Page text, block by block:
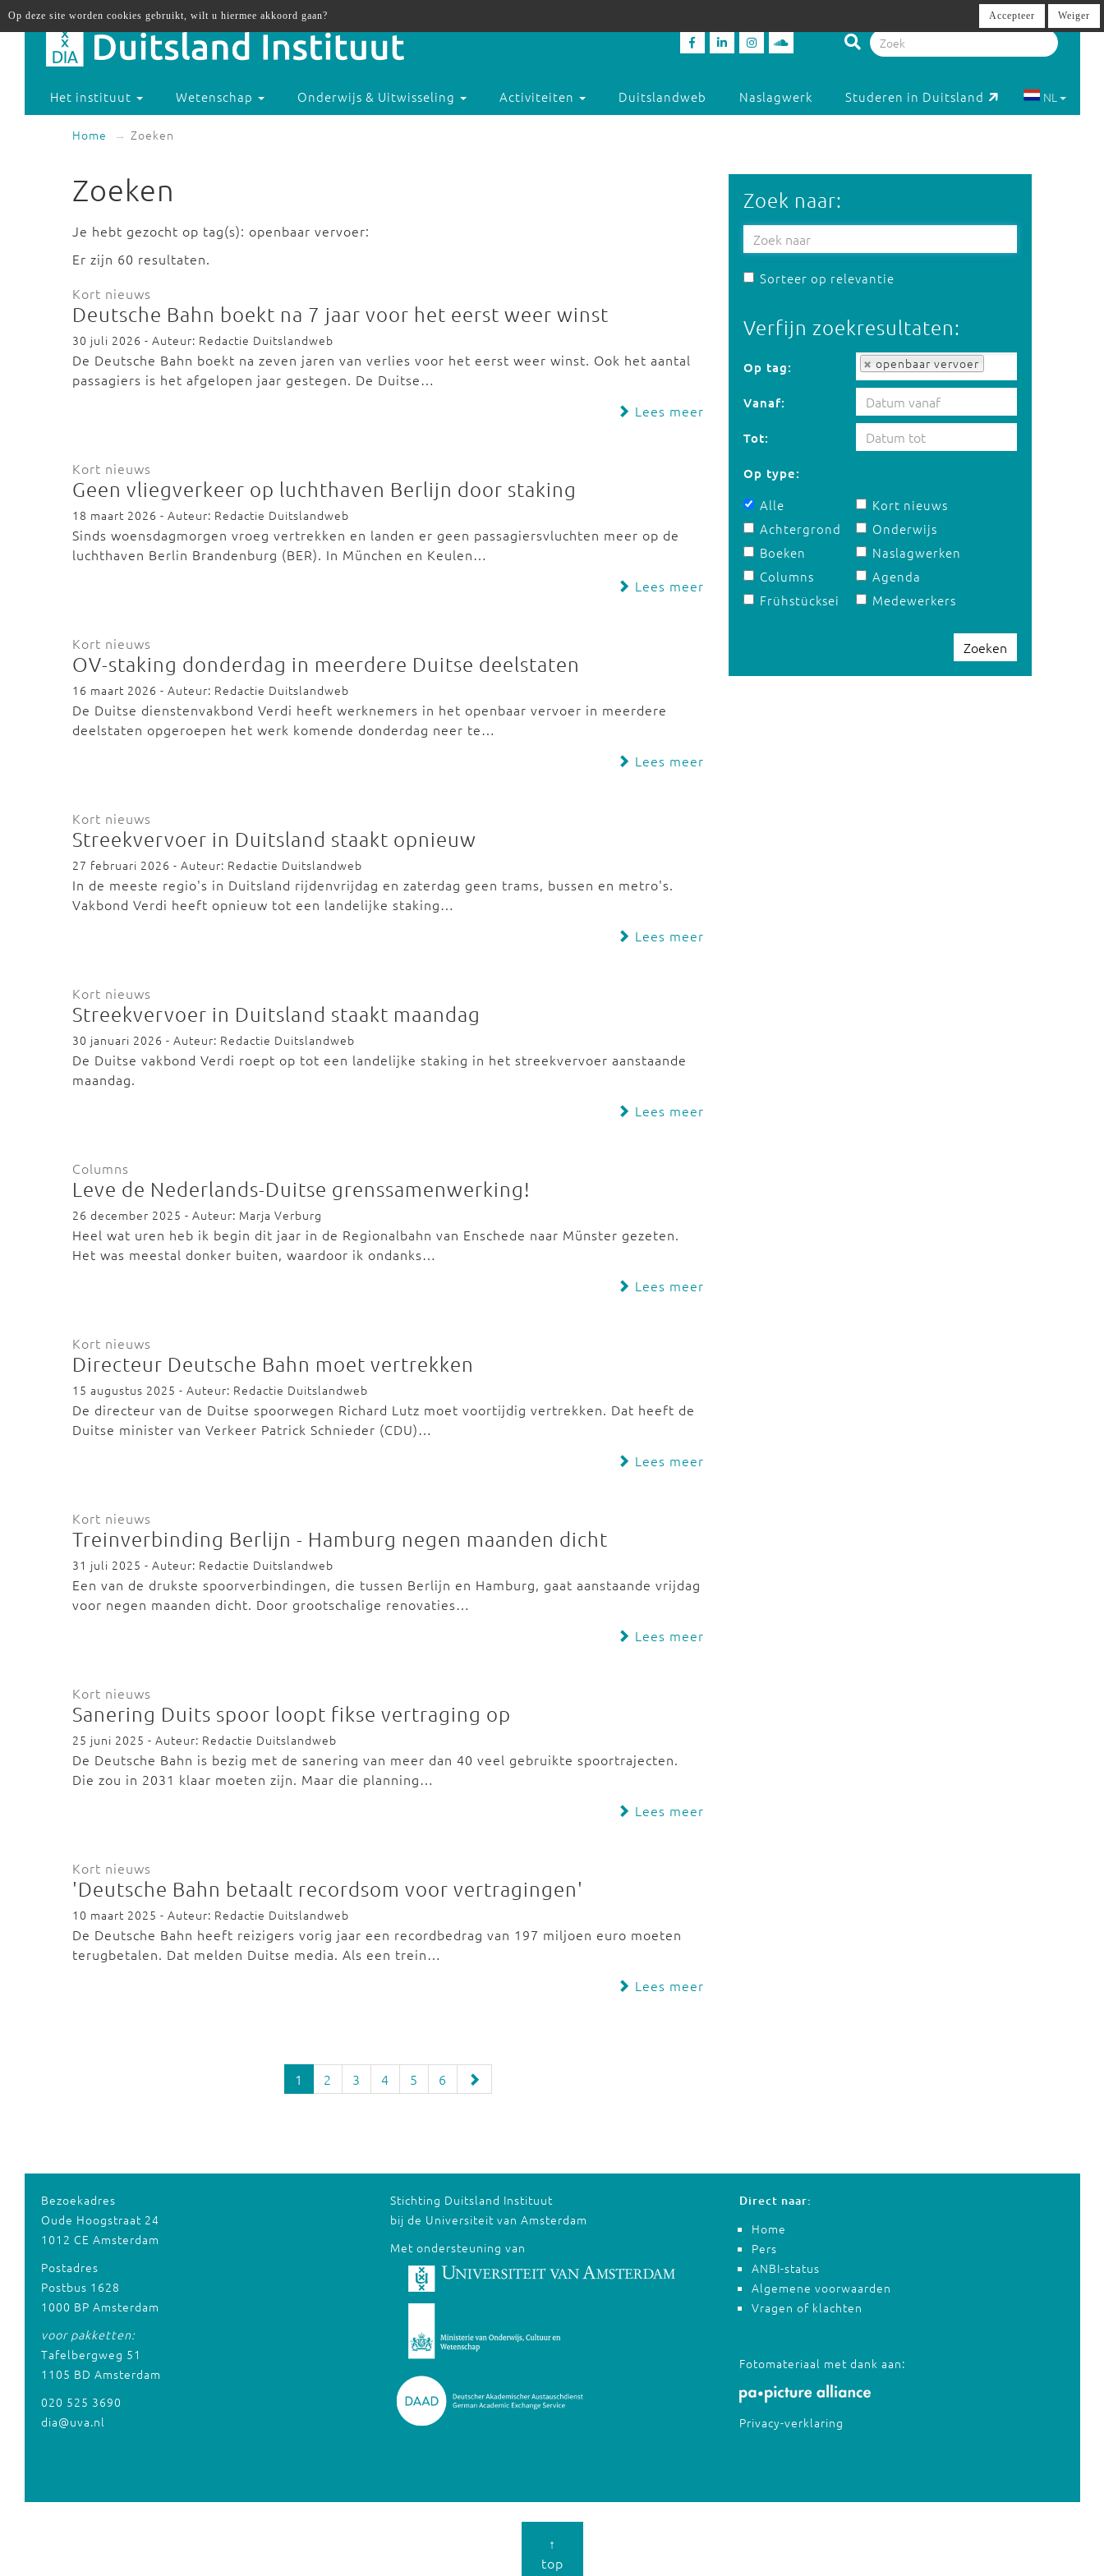
Het instituut Wetenschap Onderwijs & Uitwisseling Activiteiten Duitslandweb Naslagwerk Studeren in Duitsland NL
Home Zoeken
Zoeken
Je hebt gezocht op tag(s): openbaar vervoer:
Er zijn 60 resultaten.
Kort nieuws
Deutsche Bahn boekt na 7 jaar voor het eerst weer winst
30 juli 2026 - Auteur: Redactie Duitslandweb
De Deutsche Bahn boekt na zeven jaren van verlies voor het eerst weer winst. Ook het aantal
passagiers is het afgelopen jaar gestegen. De Duitse…
Lees meer
Kort nieuws
Geen vliegverkeer op luchthaven Berlijn door staking
18 maart 2026 - Auteur: Redactie Duitslandweb
Sinds woensdagmorgen vroeg vertrekken en landen er geen passagiersvluchten meer op de
luchthaven Berlin Brandenburg (BER). In München en Keulen…
Lees meer
Kort nieuws
OV-staking donderdag in meerdere Duitse deelstaten
16 maart 2026 - Auteur: Redactie Duitslandweb
De Duitse dienstenvakbond Verdi heeft werknemers in het openbaar vervoer in meerdere
deelstaten opgeroepen het werk komende donderdag neer te…
Lees meer
Kort nieuws
Streekvervoer in Duitsland staakt opnieuw
27 februari 2026 - Auteur: Redactie Duitslandweb
In de meeste regio's in Duitsland rijdenvrijdag en zaterdag geen trams, bussen en metro's.
Vakbond Verdi heeft opnieuw tot een landelijke staking…
Lees meer
Kort nieuws
Streekvervoer in Duitsland staakt maandag
30 januari 2026 - Auteur: Redactie Duitslandweb
De Duitse vakbond Verdi roept op tot een landelijke staking in het streekvervoer aanstaande
maandag.
Lees meer
Columns
Leve de Nederlands-Duitse grenssamenwerking!
26 december 2025 - Auteur: Marja Verburg
Heel wat uren heb ik begin dit jaar in de Regionalbahn van Enschede naar Münster gezeten.
Het was meestal donker buiten, waardoor ik ondanks…
Lees meer
Kort nieuws
Directeur Deutsche Bahn moet vertrekken
15 augustus 2025 - Auteur: Redactie Duitslandweb
De directeur van de Duitse spoorwegen Richard Lutz moet voortijdig vertrekken. Dat heeft de
Duitse minister van Verkeer Patrick Schnieder (CDU)…
Lees meer
Kort nieuws
Treinverbinding Berlijn - Hamburg negen maanden dicht
31 juli 2025 - Auteur: Redactie Duitslandweb
Een van de drukste spoorverbindingen, die tussen Berlijn en Hamburg, gaat aanstaande vrijdag
voor negen maanden dicht. Door grootschalige renovaties…
Lees meer
Kort nieuws
Sanering Duits spoor loopt fikse vertraging op
25 juni 2025 - Auteur: Redactie Duitslandweb
De Deutsche Bahn is bezig met de sanering van meer dan 40 veel gebruikte spoortrajecten.
Die zou in 2031 klaar moeten zijn. Maar die planning…
Lees meer
Kort nieuws
'Deutsche Bahn betaalt recordsom voor vertragingen'
10 maart 2025 - Auteur: Redactie Duitslandweb
De Deutsche Bahn heeft reizigers vorig jaar een recordbedrag van 197 miljoen euro moeten
terugbetalen. Dat melden Duitse media. Als een trein…
Lees meer
1 2 3 4 5 6
Zoek naar:
Sorteer op relevantie
Verfijn zoekresultaten:
Op tag: openbaar vervoer
Op tag:
Vanaf:
Tot:
Op type:
Alle
Achtergrond
Boeken
Columns
Frühstücksei
Kort nieuws
Onderwijs
Naslagwerken
Agenda
Medewerkers
Zoeken
Bezoekadres
Oude Hoogstraat 24
1012 CE Amsterdam
Postadres
Postbus 1628
1000 BP Amsterdam
voor pakketten:
Tafelbergweg 51
1105 BD Amsterdam
020 525 3690
dia@uva.nl
Stichting Duitsland Instituut
bij de Universiteit van Amsterdam
Met ondersteuning van
Direct naar:
Home
Pers
ANBI-status
Algemene voorwaarden
Vragen of klachten
Fotomateriaal met dank aan:
Privacy-verklaring
↑
top
Op deze site worden cookies gebruikt, wilt u hiermee akkoord gaan? Accepteer Weiger